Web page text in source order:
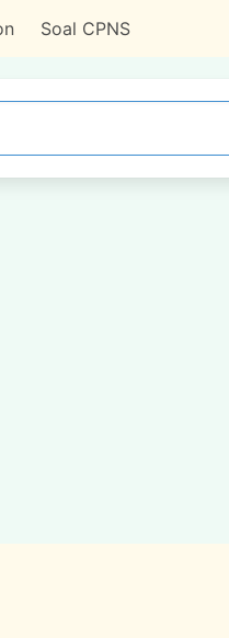
Soal CPNS